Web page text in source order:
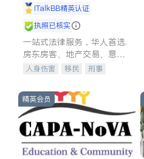
iTalkBB精英认证
执照已核实
一站式法律服务，华人首选.
房东房客、地产交易、意外
伤害、车祸重伤、商业诉
建筑合同、刑事案件全包办
人身伤害 移民
刑事
信托/遗嘱
商业
索赔
律师-其它 保释
精英会员